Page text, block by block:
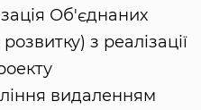
Об'єднаних
з реалізації
видаленням